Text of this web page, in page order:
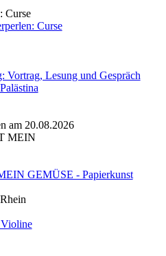
Curse
Vortrag, Lesung und Gespräch
am 20.08.2026
GEMÜSE - Papierkunst